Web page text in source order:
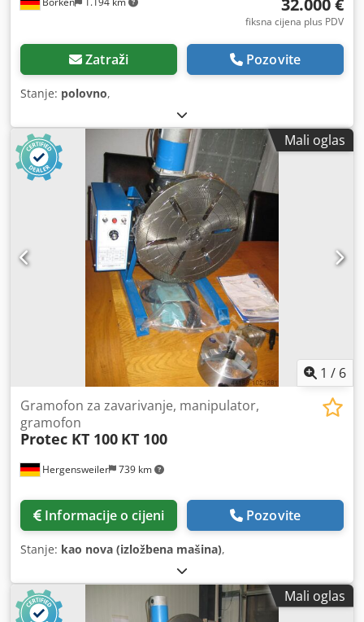
32.000 €
fiksna cijena plus PDV
Zatraži Pozovite
Stanje: polovno,
Mali oglas
1 / 6
Hergensweiler 739 km
Gramofon za zavarivanje, manipulator,
gramofon
Protec KT 100 KT 100
Informacije o cijeni Pozovite
Stanje: kao nova (izložbena mašina),
Mali oglas